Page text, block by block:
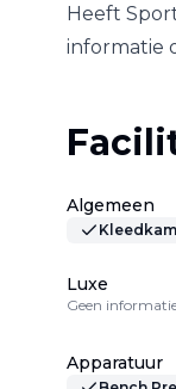
Heeft
informatie
Algemeen
Luxe
Geen
Apparatuur